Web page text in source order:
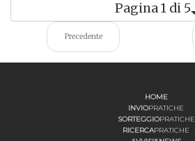
Pagina 1 di 5
Precedente
HOME
INVIOPRATICHE
SORTEGGIOPRATICHE
RICERCAPRATICHE